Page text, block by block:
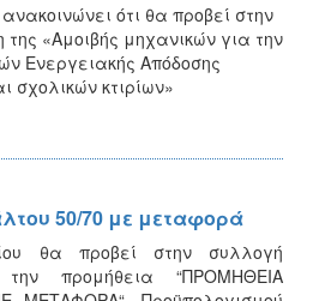
ότι θα προβεί στην
«Αμοιβής μηχανικών για την
Ενεργειακής Απόδοσης
σχολικών κτιρίων»
50/70 με μεταφορά
θα προβεί στην συλλογή
προμήθεια “ΠΡΟΜΗΘΕΙΑ